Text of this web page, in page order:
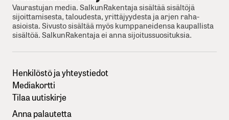
Vaurastujan media. SalkunRakentaja sisältää sisältöjä
sijoittamisesta, taloudesta, yrittäjyydesta ja arjen raha-
asioista. Sivusto sisältää myös kumppaneidensa kaupallista
sisältöä. SalkunRakentaja ei anna sijoitussuosituksia.
Henkilöstö ja yhteystiedot
Mediakortti
Tilaa uutiskirje
Anna palautetta